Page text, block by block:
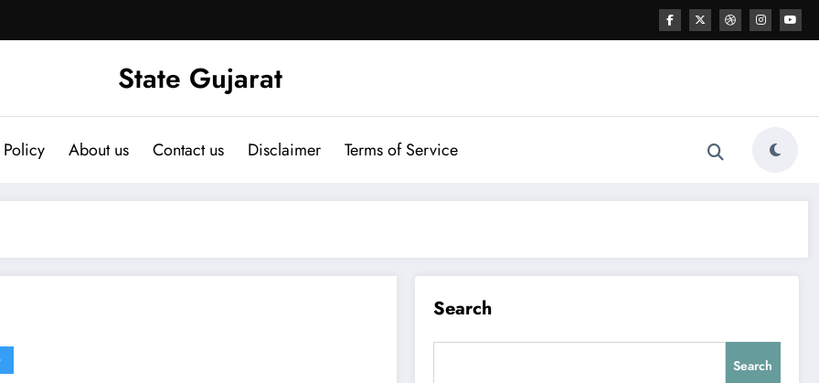
State Gujarat
About us Contact us Disclaimer Terms of Service
Search
Search